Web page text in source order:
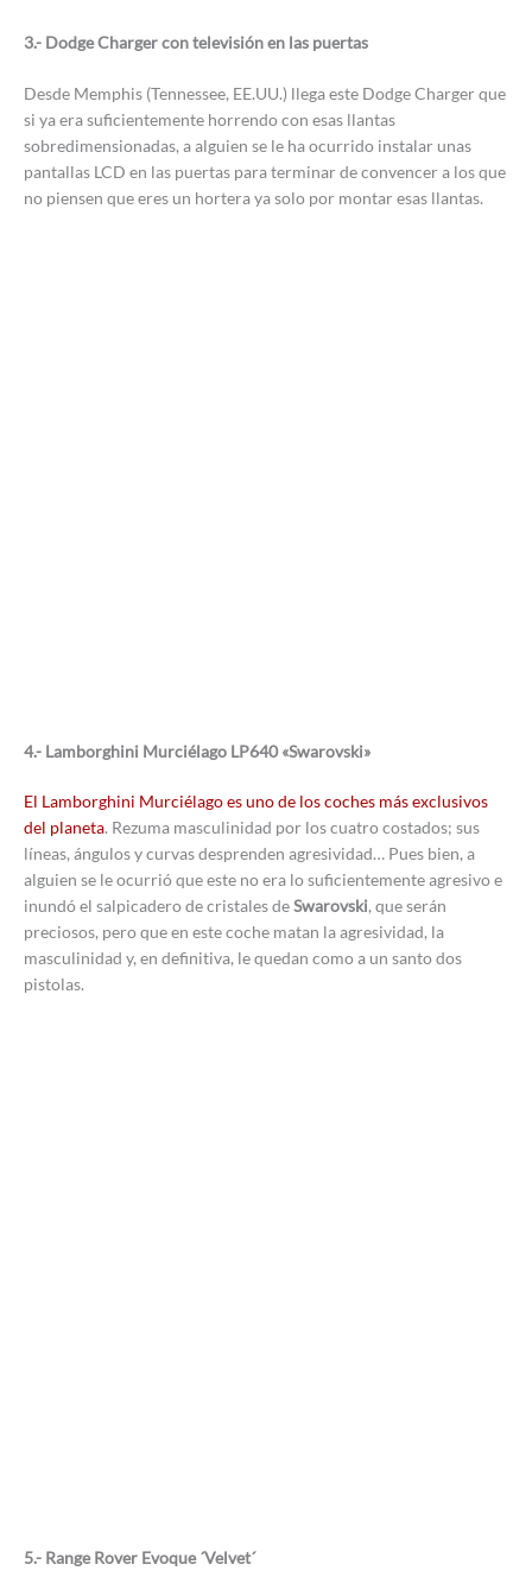
3.- Dodge Charger con televisión en las puertas
Desde Memphis (Tennessee, EE.UU.) llega este Dodge Charger que
si ya era suficientemente horrendo con esas llantas
sobredimensionadas, a alguien se le ha ocurrido instalar unas
pantallas LCD en las puertas para terminar de convencer a los que
no piensen que eres un hortera ya solo por montar esas llantas.
4.- Lamborghini Murciélago LP640 «Swarovski»
El Lamborghini Murciélago es uno de los coches más exclusivos
del planeta. Rezuma masculinidad por los cuatro costados; sus
líneas, ángulos y curvas desprenden agresividad… Pues bien, a
alguien se le ocurrió que este no era lo suficientemente agresivo e
inundó el salpicadero de cristales deSwarovski, que serán
preciosos, pero que en este coche matan la agresividad, la
masculinidad y, en definitiva, le quedan como a un santo dos
pistolas.
5.- Range Rover Evoque ´Velvet´